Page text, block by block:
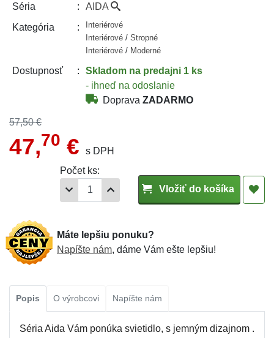
Séria AIDA
Kategória
Interiérové
Interiérové / Stropné
Interiérové / Moderné
Dostupnosť Skladomna predajni 1 ks
- ihneď na odoslanie
Doprava ZADARMO
57,50 €
47,70 €
s DPH
Počet ks:
Vložiť do košíka
Máte lepšiu ponuku?
Napíšte nám, dáme Vám ešte lepšiu!
Popis O výrobcovi Napíšte nám
Séria Aida Vám ponúka svietidlo, s jemným dizajnom .